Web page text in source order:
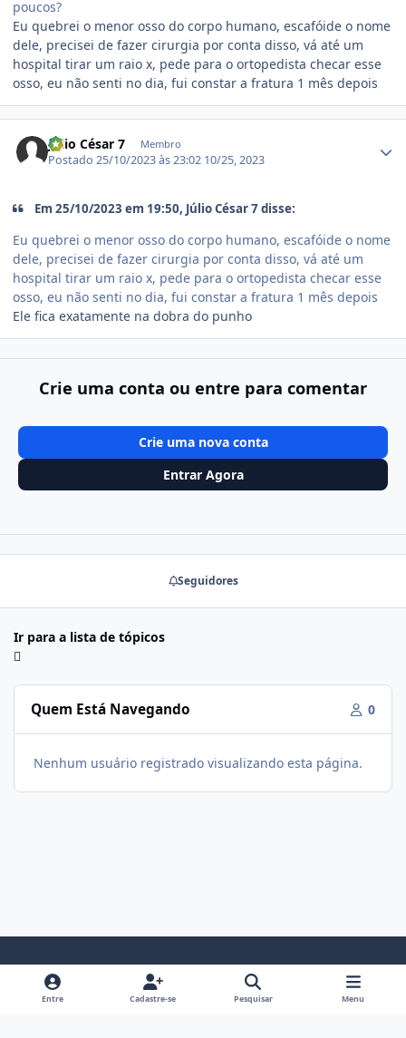
poucos?
Eu quebrei o menor osso do corpo humano, escafóide o nome
dele, precisei de fazer cirurgia por conta disso, vá até um
hospital tirar um raio x, pede para o ortopedista checar esse
osso, eu não senti no dia, fui constar a fratura 1 mês depois
Júlio César 7 Membro
Postado25/10/2023 às 23:02 10/25, 2023
Em 25/10/2023 em 19:50, Júlio César 7 disse:
Eu quebrei o menor osso do corpo humano, escafóide o nome
dele, precisei de fazer cirurgia por conta disso, vá até um
hospital tirar um raio x, pede para o ortopedista checar esse
osso, eu não senti no dia, fui constar a fratura 1 mês depois
Ele fica exatamente na dobra do punho
Crie uma conta ou entre para comentar
Crie uma nova conta
Entrar Agora
Seguidores
Ir para a lista de tópicos
Quem Está Navegando 0
Nenhum usuário registrado visualizando esta página.
Modo ClaroModo EscuroPreferência do Sistema
i
Entre Cadastre-se Pesquisar Menu